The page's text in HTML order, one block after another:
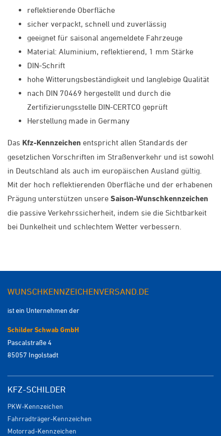
reflektierende Oberfläche
sicher verpackt, schnell und zuverlässig
geeignet für saisonal angemeldete Fahrzeuge
Material: Aluminium, reflektierend, 1 mm Stärke
DIN-Schrift
hohe Witterungsbeständigkeit und langlebige Qualität
nach DIN 70469 hergestellt und durch die
Zertifizierungsstelle DIN-CERTCO geprüft
Herstellung made in Germany
Das Kfz-Kennzeichen entspricht allen Standards der
gesetzlichen Vorschriften im Straßenverkehr und ist sowohl
in Deutschland als auch im europäischen Ausland gültig.
Mit der hoch reflektierenden Oberfläche und der erhabenen
Prägung unterstützen unsere Saison-Wunschkennzeichen
die passive Verkehrssicherheit, indem sie die Sichtbarkeit
bei Dunkelheit und schlechtem Wetter verbessern.
WUNSCHKENNZEICHENVERSAND.DE
ist ein Unternehmen der
Schilder Schwab GmbH
Pascalstraße 4
85057 Ingolstadt
KFZ-SCHILDER
PKW-Kennzeichen
Fahrradträger-Kennzeichen
Motorrad-Kennzeichen